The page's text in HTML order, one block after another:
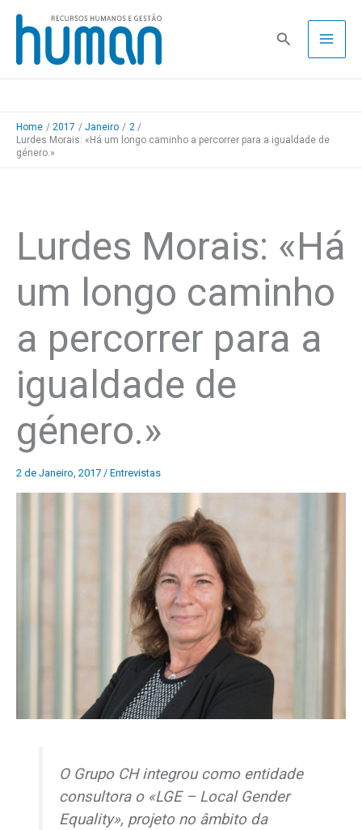
Skip
content
Pesquisa
Home 2017 Janeiro
2
Lurdes Morais: «Há um longo caminho a percorrer para a igualdade de
género.»
Lurdes Morais: «Há
um longo caminho
a percorrer para a
igualdade de
género.»
2 de Janeiro, 2017 / Entrevistas
O Grupo CH integrou como entidade
consultora o «LGE – Local Gender
Equality», projeto no âmbito da